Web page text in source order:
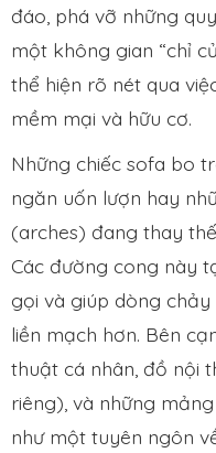
đáo, phá vỡ những
một không gian “chỉ
thể hiện rõ nét qua
mềm mại và hữu cơ.
Những chiếc sofa bo
ngăn uốn lượn hay
(arches) đang thay
Các đường cong này
gọi và giúp dòng
liền mạch hơn. Bên
thuật cá nhân, đồ nội
riêng), và những
như một tuyên ngôn